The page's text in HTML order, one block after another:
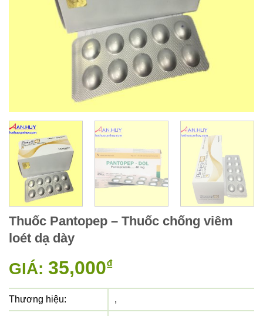
Thuốc Pantopep – Thuốc chống viêm
loét dạ dày
GIÁ: 35,000₫
Thương hiệu: ,